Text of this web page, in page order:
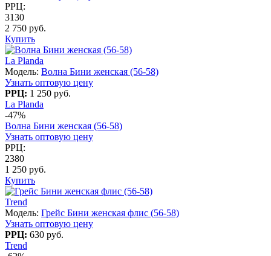
РРЦ:
3130
2 750 руб.
Купить
La Planda
Модель: Волна Бини женская (56-58)
Узнать оптовую цену
РРЦ: 1 250 руб.
La Planda
-47%
Волна Бини женская (56-58)
Узнать оптовую цену
РРЦ:
2380
1 250 руб.
Купить
Trend
Модель: Грейс Бини женская флис (56-58)
Узнать оптовую цену
РРЦ: 630 руб.
Trend